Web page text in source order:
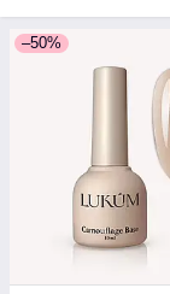
–50%